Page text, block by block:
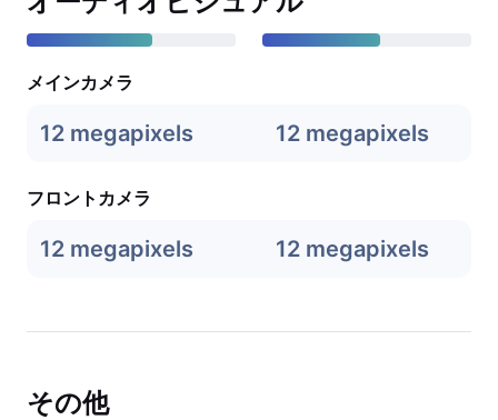
メインカメラ
12 megapixels 12 megapixels
フロントカメラ
12 megapixels 12 megapixels
その他